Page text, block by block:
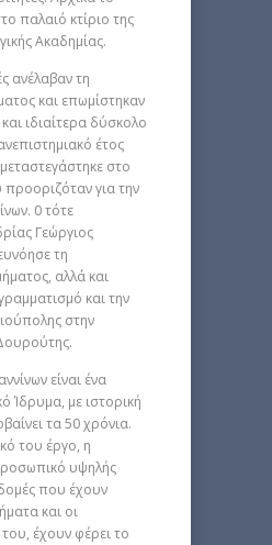
παλαιό κτίριο της
Ακαδημίας.
ανέλαβαν τη
και επωμίστηκαν
ιδιαίτερα δύσκολο
έτος
στο
για την
0 τότε
Γεώργιος
τη
αλλά και
και την
στην
είναι ένα
Ίδρυμα, με ιστορική
τα 50 χρόνια.
του έργο, η
υψηλής
που έχουν
και οι
έχουν φέρει το